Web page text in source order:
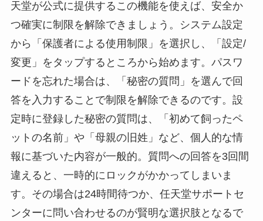
天堂が公式に提供するこの機能を使えば、安全か
つ確実に制限を解除できましょう。システム設定
から「保護者による使用制限」を選択し、「設定/
変更」をタップするところから始めます。パスワ
ードを忘れた場合は、「秘密の質問」を選んで回
答を入力することで制限を解除できるのです。設
定時に登録した秘密の質問は、「初めて飼ったペ
ットの名前」や「母親の旧姓」など、個人的な情
報に基づいた内容が一般的。質問への回答を3回間
違えると、一時的にロックがかかってしまいま
す。その場合は24時間待つか、任天堂サポートセ
ンターに問い合わせるのが賢明な選択肢となるで